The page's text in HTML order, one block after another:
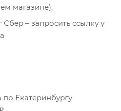
магазине).
– запросить ссылку у
по Екатеринбургу